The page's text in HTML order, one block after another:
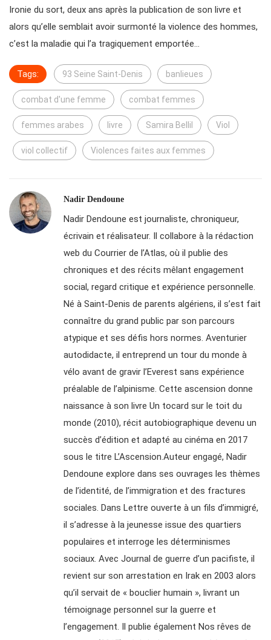
Ironie du sort, deux ans après la publication de son livre et
alors qu’elle semblait avoir surmonté la violence des hommes,
c’est la maladie qui l’a tragiquement emportée…
Tags: 93 Seine Saint-Denis banlieues
combat d'une femme combat femmes
femmes arabes livre Samira Bellil Viol
viol collectif Violences faites aux femmes
Nadir Dendoune
Nadir Dendoune est journaliste, chroniqueur,
écrivain et réalisateur. Il collabore à la rédaction
web du Courrier de l’Atlas, où il publie des
chroniques et des récits mêlant engagement
social, regard critique et expérience personnelle.
Né à Saint-Denis de parents algériens, il s’est fait
connaître du grand public par son parcours
atypique et ses défis hors normes. Aventurier
autodidacte, il entreprend un tour du monde à
vélo avant de gravir l’Everest sans expérience
préalable de l’alpinisme. Cette ascension donne
naissance à son livre Un tocard sur le toit du
monde (2010), récit autobiographique devenu un
succès d’édition et adapté au cinéma en 2017
sous le titre L’Ascension.Auteur engagé, Nadir
Dendoune explore dans ses ouvrages les thèmes
de l’identité, de l’immigration et des fractures
sociales. Dans Lettre ouverte à un fils d’immigré,
il s’adresse à la jeunesse issue des quartiers
populaires et interroge les déterminismes
sociaux. Avec Journal de guerre d’un pacifiste, il
revient sur son arrestation en Irak en 2003 alors
qu’il servait de « bouclier humain », livrant un
témoignage personnel sur la guerre et
l’engagement. Il publie également Nos rêves de